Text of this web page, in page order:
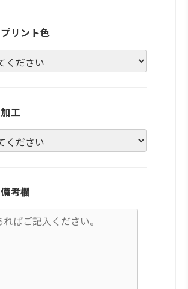
プリント色
加工
備考欄